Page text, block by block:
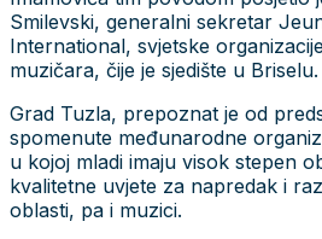
Smilevski, generalni sekretar
International, svjetske
muzičara, čije je sjedište u Briselu.
Grad Tuzla, prepoznat je od
spomenute međunarodne
u kojoj mladi imaju visok stepen
kvalitetne uvjete za napredak i
oblasti, pa i muzici.